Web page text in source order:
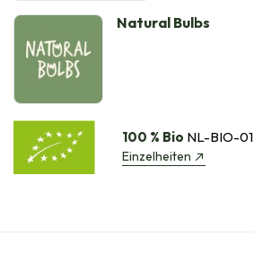
Natural Bulbs
100 % Bio NL-BIO-01
Einzelheiten